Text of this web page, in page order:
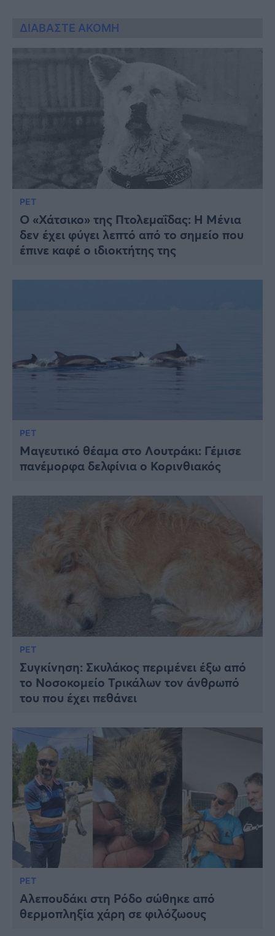
ΔΙΑΒΑΣΤΕ ΑΚΟΜΗ
PET
O «Χάτσικο» της Πτολεμαΐδας: Η Μένια
δεν έχει φύγει λεπτό από το σημείο που
έπινε καφέ ο ιδιοκτήτης της
PET
Μαγευτικό θέαμα στο Λουτράκι: Γέμισε
πανέμορφα δελφίνια ο Κορινθιακός
PET
Συγκίνηση: Σκυλάκος περιμένει έξω από
το Νοσοκομείο Τρικάλων τον άνθρωπό
του που έχει πεθάνει
PET
Αλεπουδάκι στη Ρόδο σώθηκε από
θερμοπληξία χάρη σε φιλόζωους